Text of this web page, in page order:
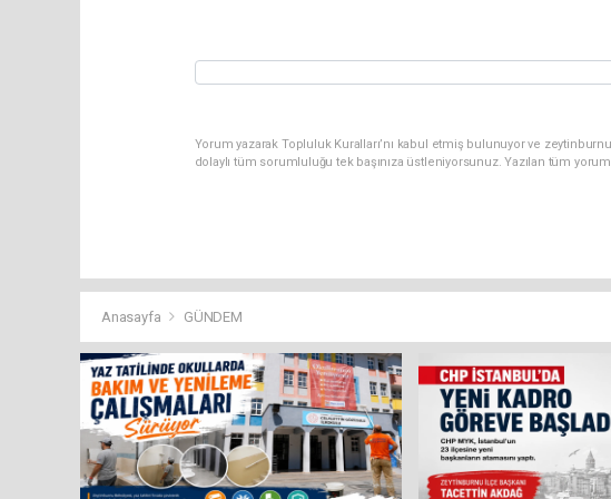
Yorum yazarak Topluluk Kuralları’nı kabul etmiş bulunuyor ve
dolaylı tüm sorumluluğu tek başınıza üstleniyorsunuz. Yazılan tüm
Anasayfa GÜNDEM